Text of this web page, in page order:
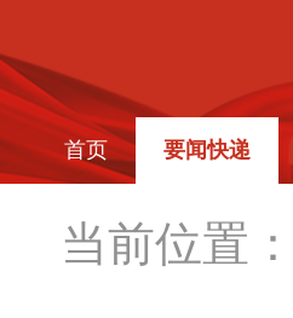
首页 要闻快递
当前位置：